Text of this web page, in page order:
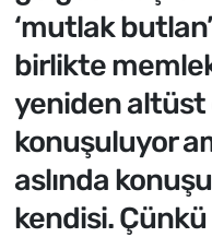
‘mutlak
birlikte
yeniden altüst
konuşuluyor
aslında
kendisi.